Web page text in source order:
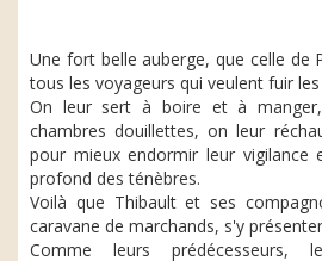
Une fort belle auberge, que celle de
tous les voyageurs qui veulent fuir
On leur sert à boire et à
chambres douillettes, on leur
pour mieux endormir leur vigilance
profond des ténèbres.
Voilà que Thibault et ses
caravane de marchands, s'y
Comme leurs prédécesseurs,